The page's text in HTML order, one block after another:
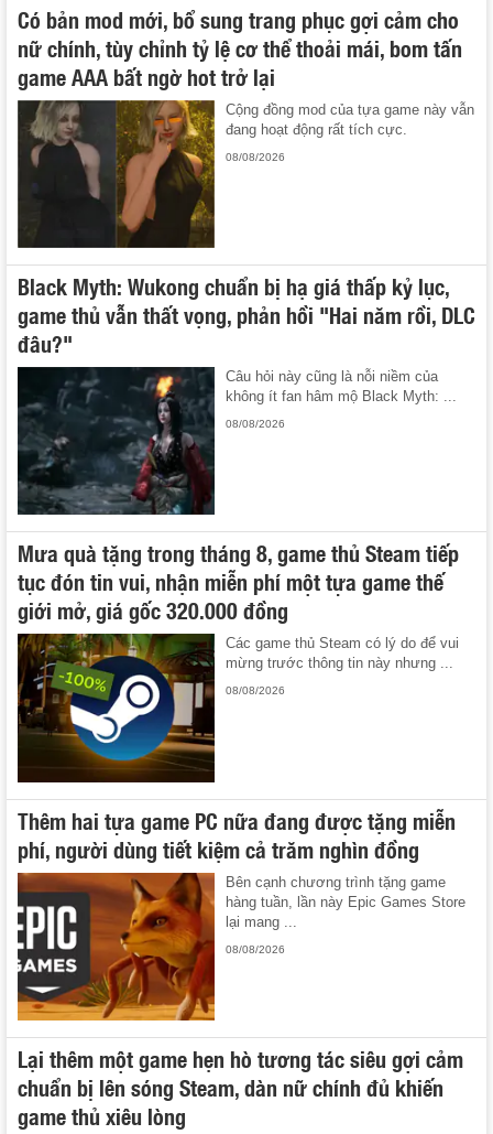
Có bản mod mới, bổ sung trang phục gợi cảm cho
nữ chính, tùy chỉnh tỷ lệ cơ thể thoải mái, bom tấn
game AAA bất ngờ hot trở lại
Cộng đồng mod của tựa game này vẫn
đang hoạt động rất tích cực.
08/08/2026
Black Myth: Wukong chuẩn bị hạ giá thấp kỷ lục,
game thủ vẫn thất vọng, phản hồi "Hai năm rồi, DLC
đâu?"
Câu hỏi này cũng là nỗi niềm của
không ít fan hâm mộ Black Myth: ...
08/08/2026
Mưa quà tặng trong tháng 8, game thủ Steam tiếp
tục đón tin vui, nhận miễn phí một tựa game thế
giới mở, giá gốc 320.000 đồng
Các game thủ Steam có lý do để vui
mừng trước thông tin này nhưng ...
08/08/2026
Thêm hai tựa game PC nữa đang được tặng miễn
phí, người dùng tiết kiệm cả trăm nghìn đồng
Bên cạnh chương trình tặng game
hàng tuần, lần này Epic Games Store
lại mang ...
08/08/2026
Lại thêm một game hẹn hò tương tác siêu gợi cảm
chuẩn bị lên sóng Steam, dàn nữ chính đủ khiến
game thủ xiêu lòng